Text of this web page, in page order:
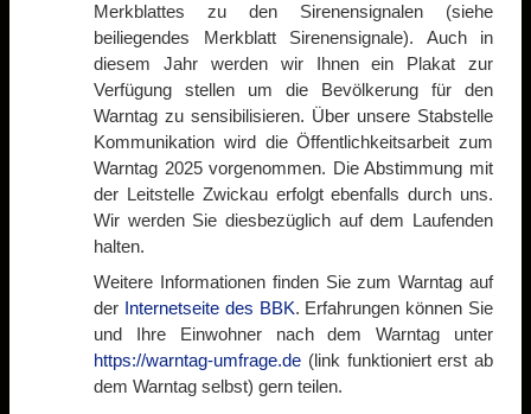
Merkblattes zu den Sirenensignalen (siehe
beiliegendes Merkblatt Sirenensignale). Auch in
diesem Jahr werden wir Ihnen ein Plakat zur
Verfügung stellen um die Bevölkerung für den
Warntag zu sensibilisieren. Über unsere Stabstelle
Kommunikation wird die Öffentlichkeitsarbeit zum
Warntag 2025 vorgenommen. Die Abstimmung mit
der Leitstelle Zwickau erfolgt ebenfalls durch uns.
Wir werden Sie diesbezüglich auf dem Laufenden
halten.
Weitere Informationen finden Sie zum Warntag auf
der Internetseite des BBK. Erfahrungen können Sie
und Ihre Einwohner nach dem Warntag unter
https://warntag-umfrage.de (link funktioniert erst ab
dem Warntag selbst) gern teilen.